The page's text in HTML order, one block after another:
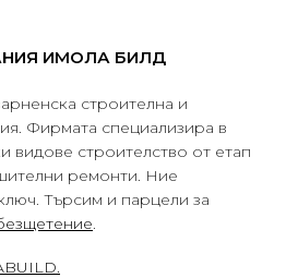
ИМОЛА БИЛД
строителна и
Фирмата специализира в
видове строителство от етап
ремонти. Ние
Търсим и парцели за
.